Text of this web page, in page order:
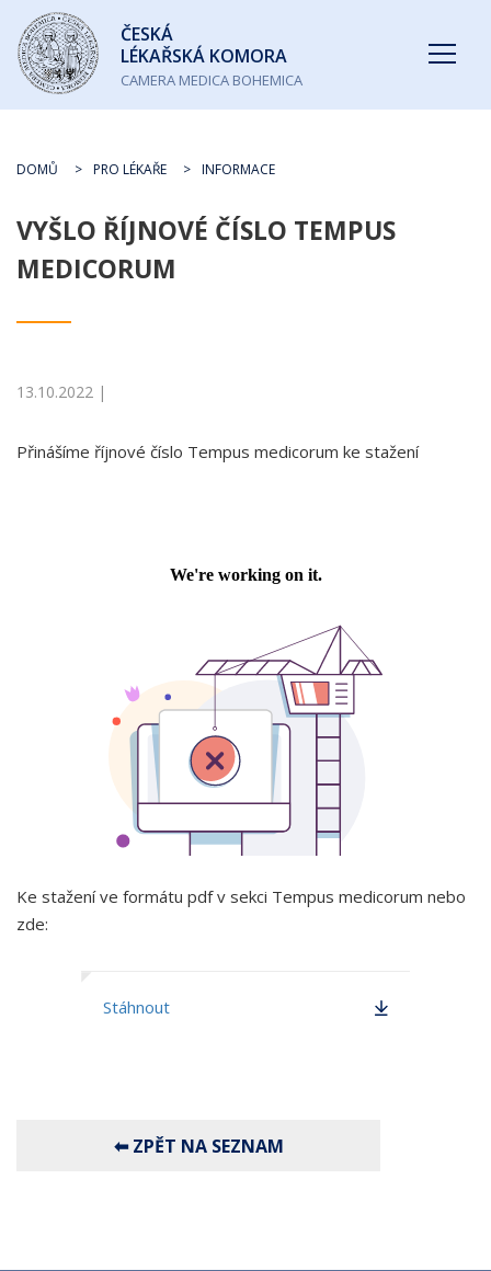
Česká
lékařská
komora
ČESKÁ
LÉKAŘSKÁ KOMORA
CAMERA MEDICA BOHEMICA
DOMŮ PRO LÉKAŘE INFORMACE
VYŠLO ŘÍJNOVÉ ČÍSLO TEMPUS
MEDICORUM
13.10.2022 |
Přinášíme říjnové číslo Tempus medicorum ke stažení
Ke stažení ve formátu pdf v sekci Tempus medicorum nebo
zde:
Stáhnout